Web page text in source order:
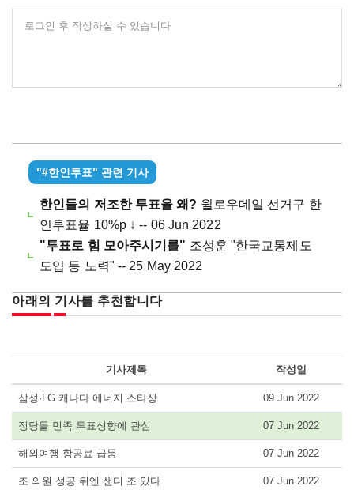
로그인 후 작성하실 수 있습니다
"#한인투표" 관련 기사
한인들의 저조한 투표율 왜? 윌로우데일 선거구 한
인투표율 10%p ↓ -- 06 Jun 2022
"투표로 힘 모아주시기를" 조성훈 "한국교통제도
도입 등 노력" -- 25 May 2022
아래의 기사를 추천합니다
기사제목 작성일
삼성·LG 캐나다 에너지 스타상 09 Jun 2022
정당들 민족 투표성향에 관심 07 Jun 2022
해외여행 항공료 급등 07 Jun 2022
조 의원 성공 뒤엔 샌디 조 있다 07 Jun 2022